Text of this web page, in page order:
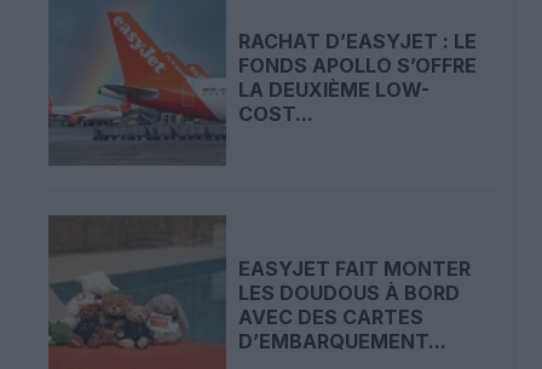
RACHAT D’EASYJET : LE
FONDS APOLLO S’OFFRE
LA DEUXIÈME LOW-
COST...
EASYJET FAIT MONTER
LES DOUDOUS À BORD
AVEC DES CARTES
D’EMBARQUEMENT...